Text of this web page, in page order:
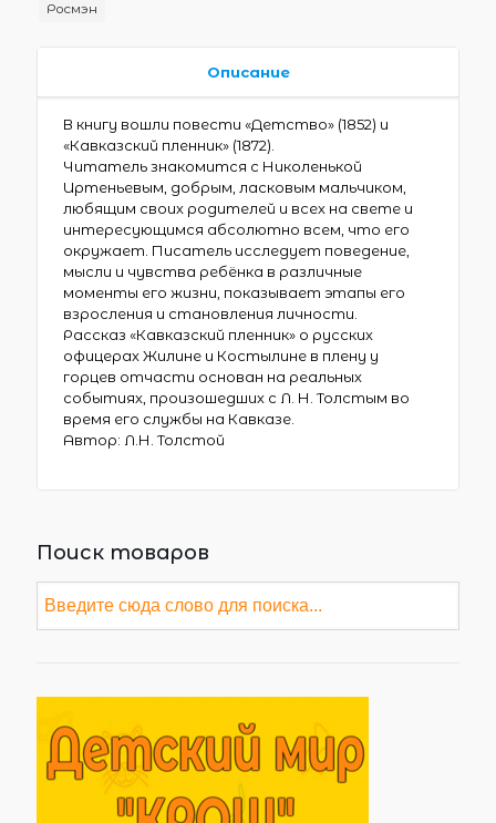
Росмэн
Описание
В книгу вошли повести «Детство» (1852) и
«Кавказский пленник» (1872).
Читатель знакомится с Николенькой
Иртеньевым, добрым, ласковым мальчиком,
любящим своих родителей и всех на свете и
интересующимся абсолютно всем, что его
окружает. Писатель исследует поведение,
мысли и чувства ребёнка в различные
моменты его жизни, показывает этапы его
взросления и становления личности.
Рассказ «Кавказский пленник» о русских
офицерах Жилине и Костылине в плену у
горцев отчасти основан на реальных
событиях, произошедших с Л. Н. Толстым во
время его службы на Кавказе.
Автор: Л.Н. Толстой
Поиск товаров